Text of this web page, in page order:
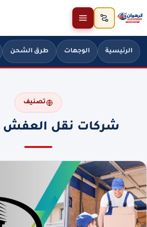
تخطَّ إلى المحتوى
الرئيسية الوجهات طرق الشحن
تصنيف
شركات نقل العفش